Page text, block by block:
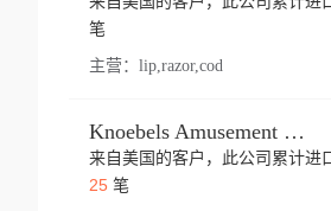
笔
主营： lip,razor,cod
Knoebels Amusement Resort
来自美国的客户，此公司累计进
25笔